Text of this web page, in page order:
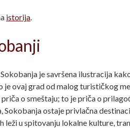
istorija.
je savršena ilustracija
ovaj grad od malog turističkog
o smeštaju; to je priča o
ostaje privlačna
leži u spitovanju lokalne kulture,